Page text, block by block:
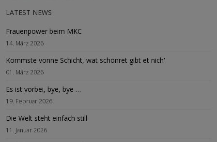
LATEST NEWS
Frauenpower beim MKC
14. März 2026
Kommste vonne Schicht, wat schönret gibt et nich'
01. März 2026
Es ist vorbei, bye, bye …
19. Februar 2026
Die Welt steht einfach still
11. Januar 2026